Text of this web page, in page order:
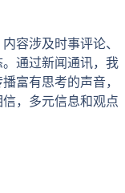
容涉及时事评论、
通过新闻通讯，我
富有思考的声音，
，多元信息和观点